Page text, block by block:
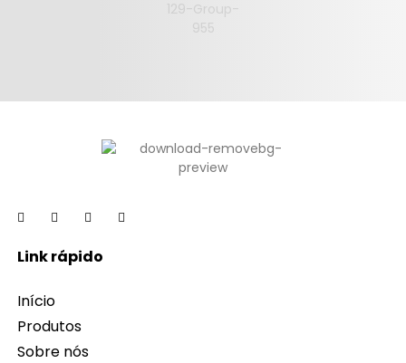
Link rápido
Início
Produtos
Sobre nós